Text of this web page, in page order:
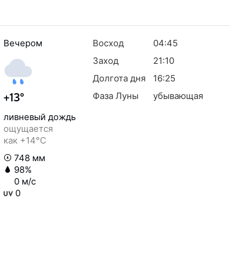
Вечером
+13°
ливневый дождь
ощущается
как +14°C
748 мм
98%
0 м/с
0
Восход
04:45
Заход
21:10
Долгота дня
16:25
Фаза Луны
убывающая